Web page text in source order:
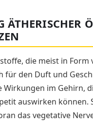
ÄTHERISCHER
die meist in Form
für den Duft und
im Gehirn,
auswirken können.
das vegetative